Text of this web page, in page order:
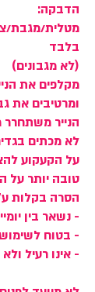
הדבקה:
מטלית/מגבת/
בלבד
(לא מגבונים)
מקלפים את
ומרטיבים את
הנייר משתחרר
לא מכתים
על הקעקוע
טובה יותר על
הסרה בקלות
- נשאר בין
- בטוח לשימוש מגיל
- אינו רעיל ולא